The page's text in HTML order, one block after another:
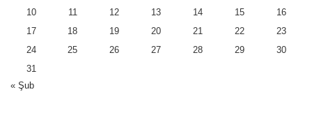
10
11 12 13 14 15
16
17
18 19 20 21 22
23
24
25 26 27 28 29
30
31
« Şub